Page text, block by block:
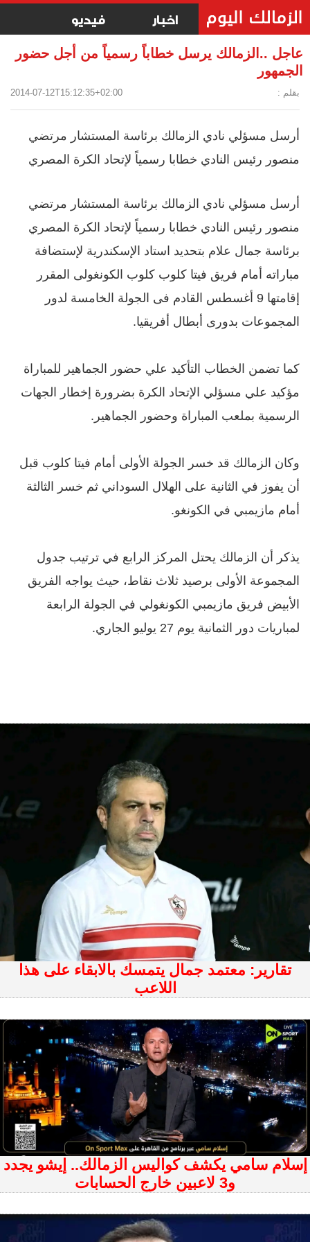
اخبار فيديو
عاجل ..الزمالك يرسل خطاباً رسمياً من أجل حضور
الجمهور
بقلم : 2014-07-12T15:12:35+02:00
أرسل مسؤلي نادي الزمالك برئاسة المستشار مرتضي
منصور رئيس النادي خطابا رسمياً لإتحاد الكرة المصري
أرسل مسؤلي نادي الزمالك برئاسة المستشار مرتضي
منصور رئيس النادي خطابا رسمياً لإتحاد الكرة المصري
برئاسة جمال علام بتحديد استاد الإسكندرية لإستضافة
مباراته أمام فريق فيتا كلوب كلوب الكونغولى المقرر
إقامتها 9 أغسطس القادم فى الجولة الخامسة لدور
المجموعات بدورى أبطال أفريقيا.
كما تضمن الخطاب التأكيد علي حضور الجماهير للمباراة
مؤكيد علي مسؤلي الإتحاد الكرة بضرورة إخطار الجهات
الرسمية بملعب المباراة وحضور الجماهير.
وكان الزمالك قد خسر الجولة الأولى أمام فيتا كلوب قبل
أن يفوز في الثانية على الهلال السوداني ثم خسر الثالثة
أمام مازيمبي في الكونغو.
يذكر أن الزمالك يحتل المركز الرابع في ترتيب جدول
المجموعة الأولى برصيد ثلاث نقاط، حيث يواجه الفريق
الأبيض فريق مازيمبي الكونغولي في الجولة الرابعة
لمباريات دور الثمانية يوم 27 يوليو الجاري.
تقارير: معتمد جمال يتمسك بالابقاء على هذا
اللاعب
إسلام سامي يكشف كواليس الزمالك.. إيشو يجدد
و3 لاعبين خارج الحسابات